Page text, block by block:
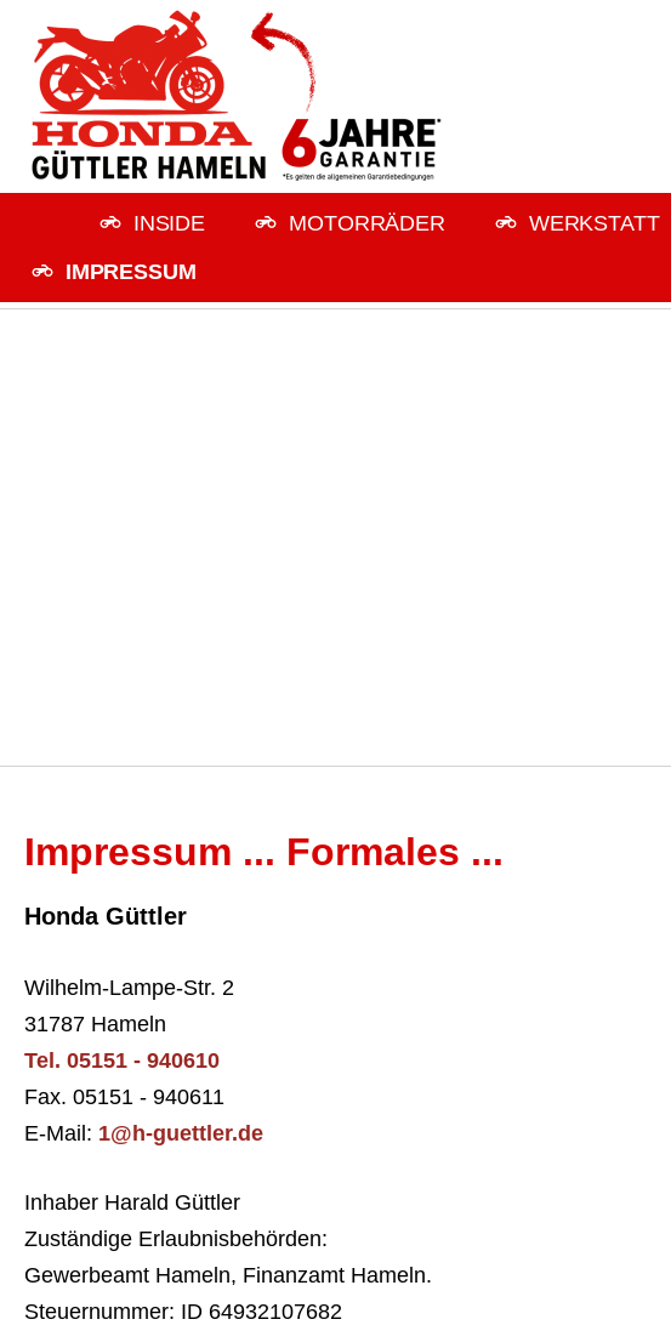
INSIDE MOTORRÄDER WERKSTATT
IMPRESSUM
Impressum ... Formales ...
Honda Güttler
Wilhelm-Lampe-Str. 2
31787 Hameln
Tel. 05151 - 940610
Fax. 05151 - 940611
E-Mail: 1@h-guettler.de
Inhaber Harald Güttler
Zuständige Erlaubnisbehörden:
Gewerbeamt Hameln, Finanzamt Hameln.
Steuernummer: ID 64932107682